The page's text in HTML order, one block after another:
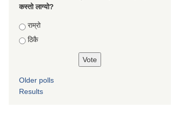
कस्तो लाग्यो?
Choices
राम्रो
ठिकै
Older polls
Results